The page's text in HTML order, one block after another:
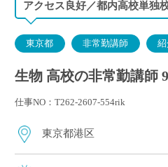
アクセス良好／都内高校単独
東京都 非常勤講師
生物 高校の非常勤講師
仕事NO：T262-2607-554rik
東京都港区